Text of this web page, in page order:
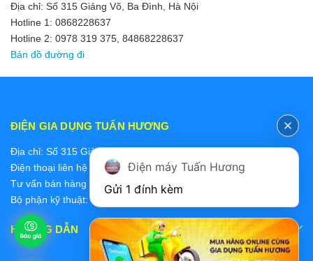
Địa chỉ: Số 315 Giảng Võ, Ba Đình, Hà Nội
Hotline 1: 0868228637
Hotline 2: 0978 319 375, 84868228637
Bản đồ đường đi
ĐIỆN GIA DỤNG TUẤN HƯƠNG
Địa chỉ: Số 315 Giảng Võ, Ba Đình, Hà Nội
Điện thoại liên hệ các bộ phận:
Tư vấn bán hàng 2: 0868228637
Bộ phận kỹ thuật: 0978 319 375
HƯỚNG DẪN
Điện máy Tuấn Hương
Gửi 1 đính kèm